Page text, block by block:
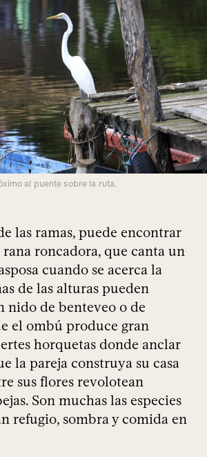
al puente sobre la ruta.
las ramas, puede encontrar
roncadora, que canta un
cuando se acerca la
de las alturas pueden
nido de benteveo o de
el ombú produce gran
horquetas donde anclar
la pareja construya su casa
sus flores revolotean
Son muchas las especies
refugio, sombra y comida en